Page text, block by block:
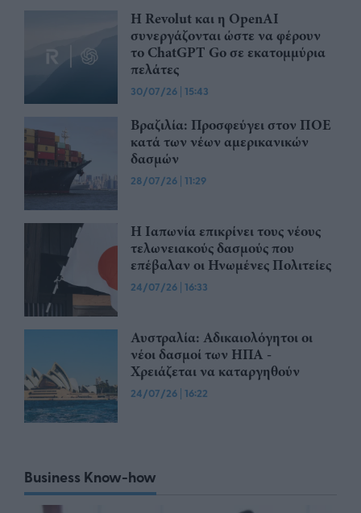
Η Revolut και η OpenAI
συνεργάζονται ώστε να φέρουν
το ChatGPT Go σε εκατομμύρια
πελάτες
30/07/26 | 15:43
Βραζιλία: Προσφεύγει στον ΠΟΕ
κατά των νέων αμερικανικών
δασμών
28/07/26 | 11:29
Η Ιαπωνία επικρίνει τους νέους
τελωνειακούς δασμούς που
επέβαλαν οι Ηνωμένες Πολιτείες
24/07/26 | 16:33
Αυστραλία: Αδικαιολόγητοι οι
νέοι δασμοί των ΗΠΑ -
Χρειάζεται να καταργηθούν
24/07/26 | 16:22
Business Know-how